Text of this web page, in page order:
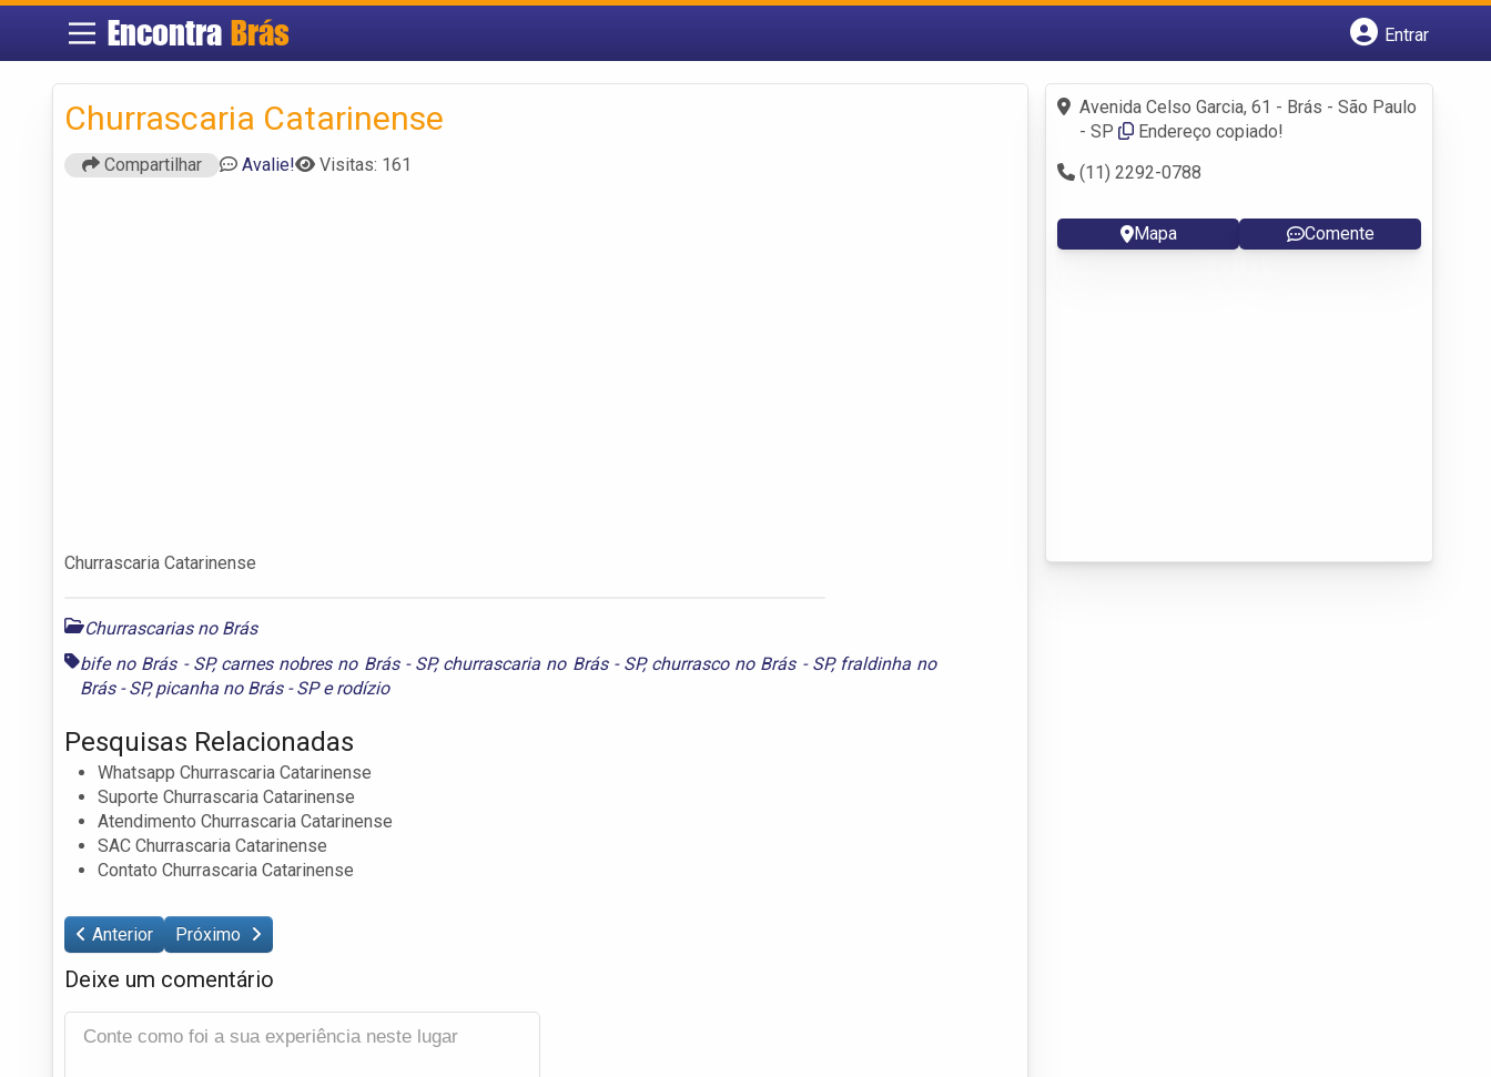
EncontraBrás
Entrar
Fazer login
Criar conta
Churrascaria Catarinense
Compartilhar Avalie! Visitas: 161
Churrascaria Catarinense
Churrascarias no Brás
bife no Brás - SP, carnes nobres no Brás - SP, churrascaria no Brás - SP, churrasco no Brás - SP, fraldinha no
Brás - SP,picanha no Brás - SPerodízio
Pesquisas Relacionadas
Whatsapp Churrascaria Catarinense
Suporte Churrascaria Catarinense
Atendimento Churrascaria Catarinense
SAC Churrascaria Catarinense
Contato Churrascaria Catarinense
Anterior Próximo
Deixe um comentário
Avenida Celso Garcia, 61 - Brás - São Paulo
- SP
Endereço copiado!
(11) 2292-0788
Mapa Comente